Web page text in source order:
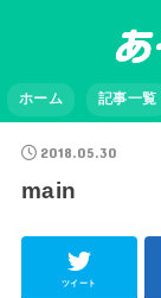
ホーム 記事一覧
2018.05.30
main
ツイート